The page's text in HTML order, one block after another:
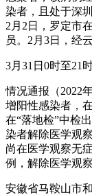
染者，且处于深
2月2日，罗定市
员。2月3日，经
3月31日0时至21
情况通报（2022
增阳性感染者，
在“落地检”中检
染者解除医学观
尚在医学观察无
例，解除医学观
安徽省马鞍山市